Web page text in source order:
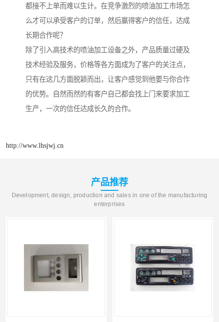
都接不上单而难以生计。在竞争激烈的喷油加工市场怎
么才可以承受客户的订单，然后赢得客户的信任，达成
长期合作呢？
除了引入高技术的喷油加工设备之外，产品质量过硬及
技术经验及服务，价格等各方面成为了客户的关注点，
只有在这几方面脱颖而出，让客户感觉到他要与你合作
的优势。自然而然的有客户自己都会找上门来要求加工
生产，一次的信任达成长久的合作。
http://www.lhsjwj.cn
产品推荐
Development, design, production and sales in one of the manufacturing
enterprises